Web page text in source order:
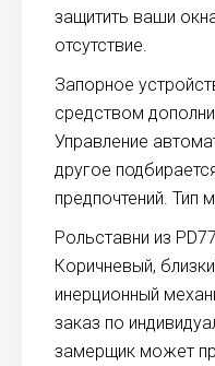
защитить ваши
отсутствие.
Запорное
средством
Управление
другое
предпочтений. Тип
Рольставни из
Коричневый,
инерционный
заказ по
замерщик может